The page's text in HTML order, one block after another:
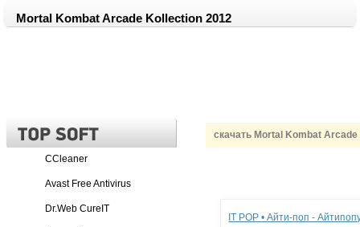
Mortal Kombat Arcade Kollection 2012
скачать Mortal Kombat
CCleaner
Avast Free Antivirus
Dr.Web CureIT
IT POP • Айти-поп -